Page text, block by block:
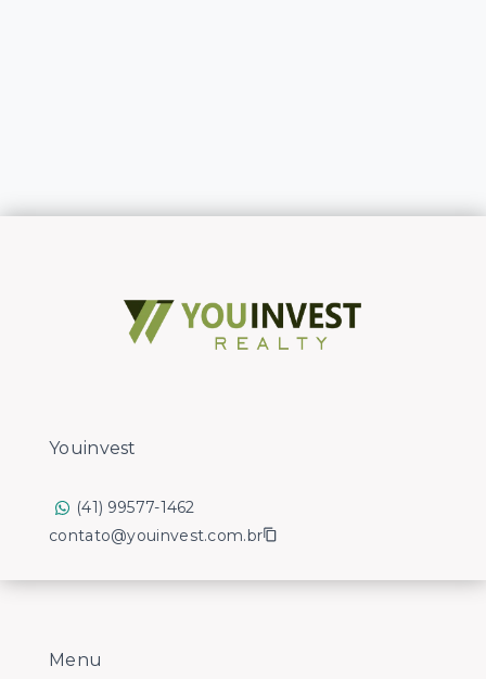
Menu
Youinvest
(41) 99577-1462
contato@youinvest.com.br